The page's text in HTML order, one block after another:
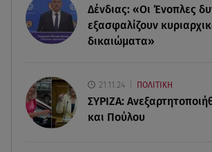
Κυψέλη: «Δεν μπορούσαμε να το
07.08.26 , 09:47
από μάχη με σπάνιο καρκίνο
Δένδιας: «Οι Ένοπλες
εξασφαλίζουν
δικαιώματα»
21.11.24 ΠΟΛΙΤΙΚΗ
ΣΥΡΙΖΑ:
και Πούλου